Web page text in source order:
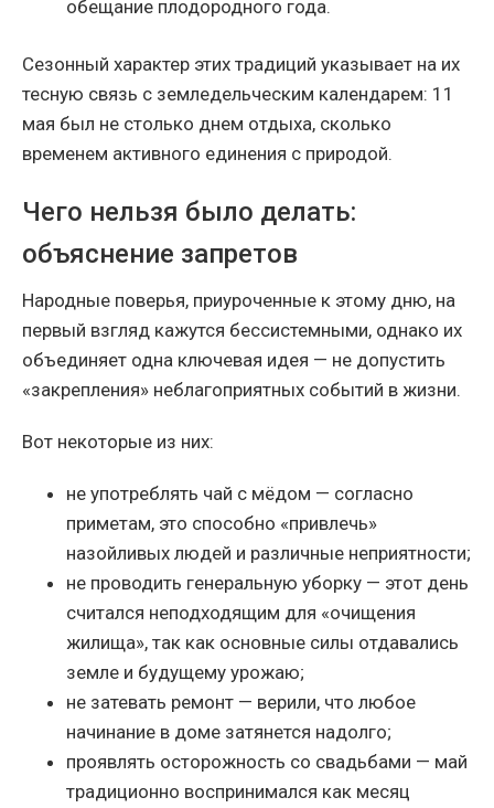
обещание плодородного года.
Сезонный характер этих традиций указывает на их
тесную связь с земледельческим календарем: 11
мая был не столько днем отдыха, сколько
временем активного единения с природой.
Чего нельзя было делать:
объяснение запретов
Народные поверья, приуроченные к этому дню, на
первый взгляд кажутся бессистемными, однако их
объединяет одна ключевая идея — не допустить
«закрепления» неблагоприятных событий в жизни.
Вот некоторые из них:
не употреблять чай с мёдом — согласно
приметам, это способно «привлечь»
назойливых людей и различные неприятности;
не проводить генеральную уборку — этот день
считался неподходящим для «очищения
жилища», так как основные силы отдавались
земле и будущему урожаю;
не затевать ремонт — верили, что любое
начинание в доме затянется надолго;
проявлять осторожность со свадьбами — май
традиционно воспринимался как месяц